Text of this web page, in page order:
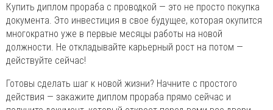
Купить диплом прораба с проводкой — это не просто покупка
документа. Это инвестиция в свое будущее, которая окупится
многократно уже в первые месяцы работы на новой
должности. Не откладывайте карьерный рост на потом —
действуйте сейчас!
Готовы сделать шаг к новой жизни? Начните с простого
действия — закажите диплом прораба прямо сейчас и